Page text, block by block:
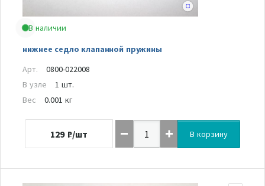
В наличии
нижнее седло клапанной пружины
Арт.
0800-022008
В узле
1 шт.
Вес
0.001 кг
129 ₽/шт В корзину